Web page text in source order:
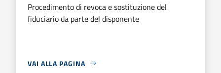
Procedimento di revoca e sostituzione del
fiduciario da parte del disponente
VAI ALLA PAGINA